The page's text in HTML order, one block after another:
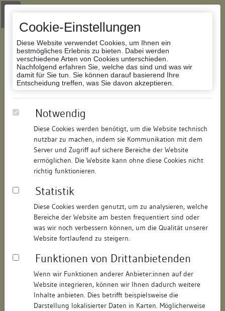
Cookie-Einstellungen
Diese Website verwendet Cookies, um Ihnen ein
bestmögliches Erlebnis zu bieten. Dabei werden
verschiedene Arten von Cookies unterschieden.
Nachfolgend erfahren Sie, welche das sind und was wir
damit für Sie tun. Sie können darauf basierend Ihre
Entscheidung treffen, was Sie davon akzeptieren.
Notwendig
Diese Cookies werden benötigt, um die Website technisch
nutzbar zu machen, indem sie Kommunikation mit dem
Server und Zugriff auf sichere Bereiche der Website
ermöglichen. Die Website kann ohne diese Cookies nicht
richtig funktionieren.
Statistik
Diese Cookies werden genutzt, um zu analysieren, welche
Bereiche der Website am besten frequentiert sind oder
was wir noch verbessern können, um die Qualität unserer
Website fortlaufend zu steigern.
Funktionen von Drittanbietenden
Wenn wir Funktionen anderer Anbieter:innen auf der
Website integrieren, können wir Ihnen dadurch weitere
Inhalte anbieten. Dies betrifft beispielsweise die
Darstellung lokalisierter Daten in Karten. Möglicherweise
Zur Navigation springen
Zum Inhalt der Website springen
Datenbank Bauforschung/Restaurierung
151316049142/Datum:26.06.2008
Datenbestand:
Bauforschung
Als PDF herunterladen:
Objektdaten
Straße: Hofhalde
Hausnummer: 3/5
Postleitzahl: 78462
Stadt-Teilort: Konstanz
Regierungsbezirk: Freiburg